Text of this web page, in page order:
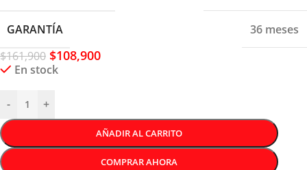
GARANTÍA
36 meses
$161,900 $108,900
En stock
- +
AÑADIR AL CARRITO
COMPRAR AHORA